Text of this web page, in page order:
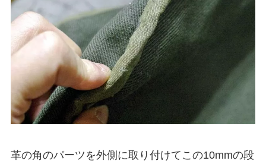
革の角のパーツを外側に取り付けてこの10mmの段